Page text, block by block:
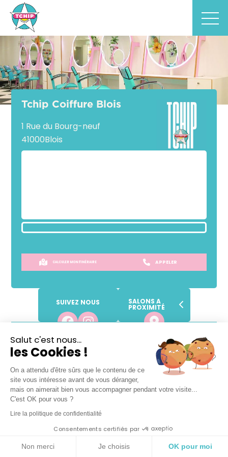
Tchip Coiffure Blois
1 Rue du Bourg-neuf
41000Blois
APPELER
CALCULER MON ITINÉRAIRE
SUIVEZ NOUS SALONS A
PROXIMITÉ
Lundi
Fermé
Mardi
09h -19h
09h-19h
Jeudi
09h
Vendredi
09h
Samedi
Dimanche
Salut c'est nous...
les Cookies !
On a attendu d'être sûrs que le contenu de ce
site vous intéresse avant de vous déranger,
mais on aimerait bien vous accompagner pendant votre visite...
C'est OK pour vous ?
Lire la politique de confidentialité
Consentements certifiés par
Non merci Je choisis OK pour moi